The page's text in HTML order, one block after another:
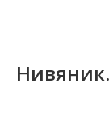
Нивяник.